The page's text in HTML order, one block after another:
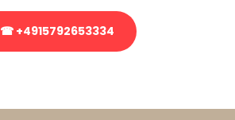
☎ +4915792653334